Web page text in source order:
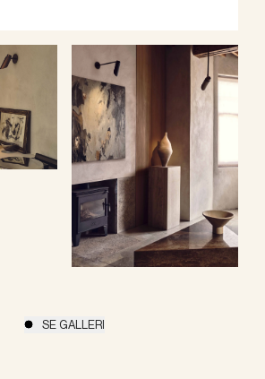
SE GALLERI